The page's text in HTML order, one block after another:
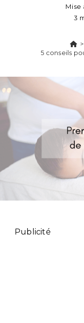
Mise
3
>
5 conseils
Publicité